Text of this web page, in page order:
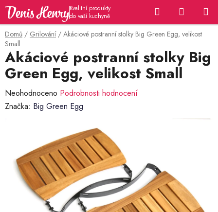
Přejít
obsah
Hledat
KOŠÍK
Domů / Grilování / Akáciové postranní stolky Big Green Egg, velikost
Small
Akáciové postranní stolky Big
Green Egg, velikost Small
Průměrné
hodnocení
hvězdiček.
Neohodnoceno Podrobnosti hodnocení
Značka: Big Green Egg